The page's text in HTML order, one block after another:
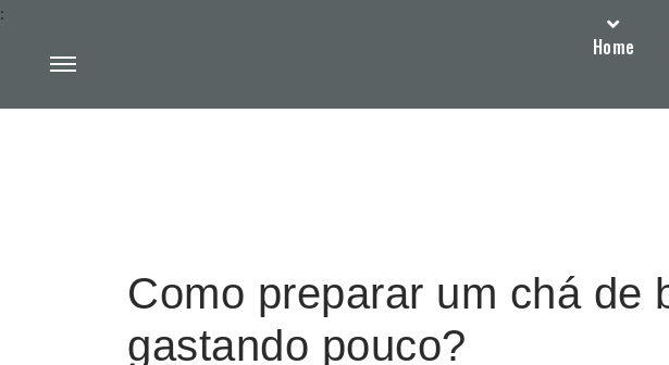
Home
:
Como preparar um chá de
gastando pouco?